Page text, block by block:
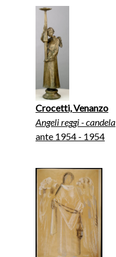
Crocetti, Venanzo
Angeli reggi - candela
ante 1954 - 1954